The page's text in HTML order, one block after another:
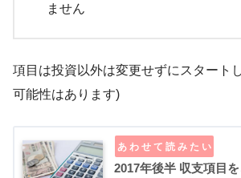
ません
項目は投資以外は変更せずにスタート
可能性はあります)
2017年後半 収支項目